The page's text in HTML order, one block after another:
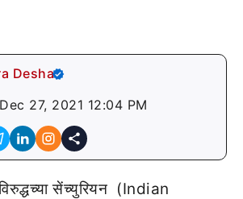
Desha
Dec 27, 2021 12:04 PM
सेंच्युरियन (Indian